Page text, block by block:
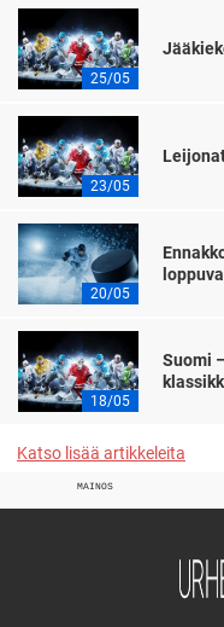
25/05
23/05
20/05
18/05
Suomi
Katso lisää artikkeleita
MAINOS